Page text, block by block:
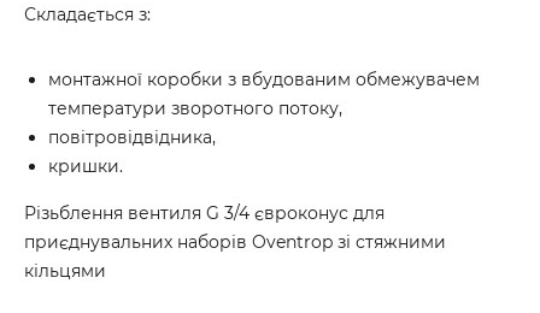
Складається з:
монтажної коробки з вбудованим обмежувачем
температури зворотного потоку,
повітровідвідника,
кришки.
Різьблення вентиля G 3/4 євроконус для
приєднувальних наборів Oventrop зі стяжними
кільцями